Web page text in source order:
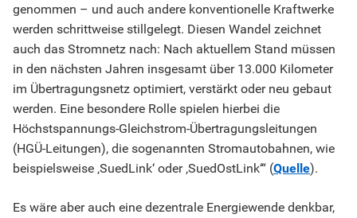
genommen – und auch andere konventionelle Kraftwerke
werden schrittweise stillgelegt. Diesen Wandel zeichnet
auch das Stromnetz nach: Nach aktuellem Stand müssen
in den nächsten Jahren insgesamt über 13.000 Kilometer
im Übertragungsnetz optimiert, verstärkt oder neu gebaut
werden. Eine besondere Rolle spielen hierbei die
Höchstspannungs-Gleichstrom-Übertragungsleitungen
(HGÜ-Leitungen), die sogenannten Stromautobahnen, wie
beispielsweise ‚SuedLink‘ oder ‚SuedOstLink‘“ (Quelle).
Es wäre aber auch eine dezentrale Energiewende denkbar,